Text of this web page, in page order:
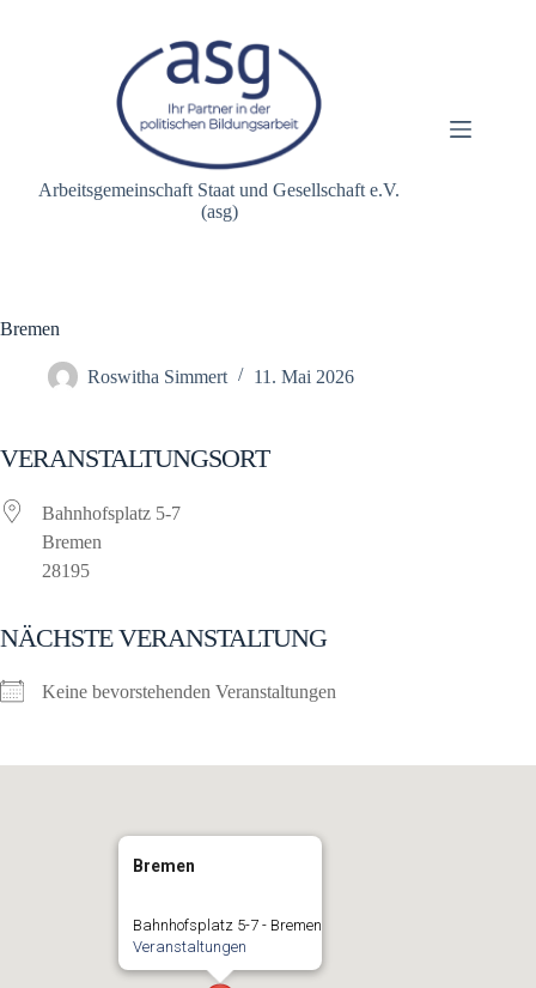
Arbeitsgemeinschaft Staat und Gesellschaft e.V.
(asg)
Bremen
Roswitha Simmert 11. Mai 2026
VERANSTALTUNGSORT
Bahnhofsplatz 5-7
Bremen
28195
NÄCHSTE VERANSTALTUNG
Keine bevorstehenden Veranstaltungen
Bremen
Bahnhofsplatz 5-7 - Bremen
Veranstaltungen